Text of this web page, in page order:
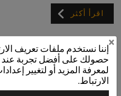
اقرأ أكثر
إننا نستخدم ملفات تعريف
حصولك على أفضل تجربة عند
لمعرفة المزيد أو لتغيير
الارتباط.
×